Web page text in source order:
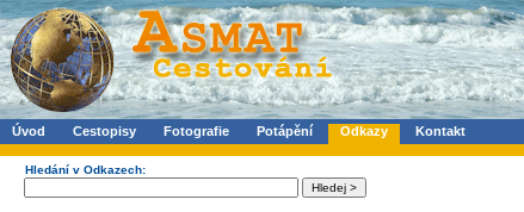
Úvod Cestopisy Fotografie Potápění Odkazy Kontakt
Hledání v Odkazech: